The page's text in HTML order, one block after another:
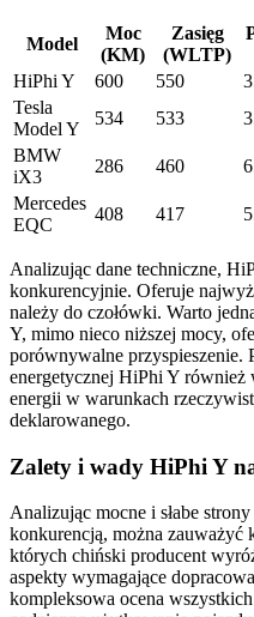
Model
Moc
(KM)
Zasięg
(WLTP)
HiPhi Y
600 550
Tesla
Model Y
534 533
BMW
iX3
286 460
Mercedes
EQC
408 417
Analizując dane techniczne,
konkurencyjnie. Oferuje
należy do czołówki. Warto
Y, mimo nieco niższej mocy,
porównywalne przyspieszenie.
energetycznej HiPhi Y również
energii w warunkach
deklarowanego.
Zalety i wady HiPhi Y
Analizując mocne i słabe
konkurencją, można
których chiński producent
aspekty wymagające
kompleksowa ocena